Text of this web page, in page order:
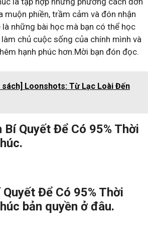
muộn phiền, trầm cảm và đón nhận
là những bài học mà bạn có thể học
chủ cuộc sống của chính mình và
hạnh phúc hơn.Mời bạn đón đọc.
sách] Loonshots: Từ Lạc Loài Đến
Bí Quyết Để Có 95% Thời
Để Có 95% Thời
bản quyền ở đâu.